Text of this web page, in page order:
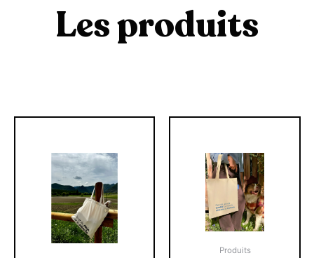
Les produits
Produits